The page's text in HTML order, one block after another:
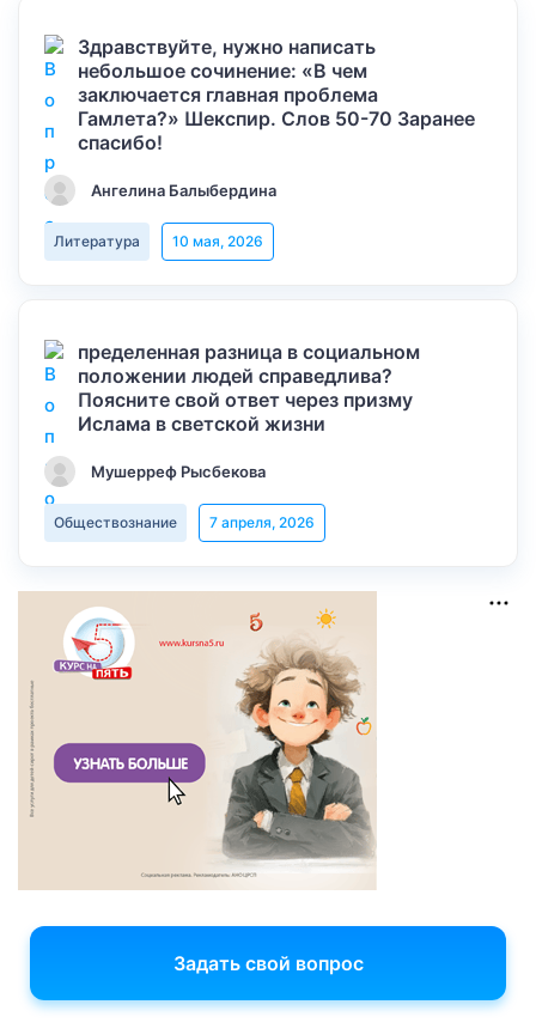
Здравствуйте, нужно написать
небольшое сочинение: «В чем
заключается главная проблема
Гамлета?» Шекспир. Слов 50-70 Заранее
спасибо!
Ангелина Балыбердина
Литература 10 мая, 2026
пределенная разница в социальном
положении людей справедлива?
Поясните свой ответ через призму
Ислама в светской жизни
Мушерреф Рысбекова
Обществознание 7 апреля, 2026
Задать свой вопрос